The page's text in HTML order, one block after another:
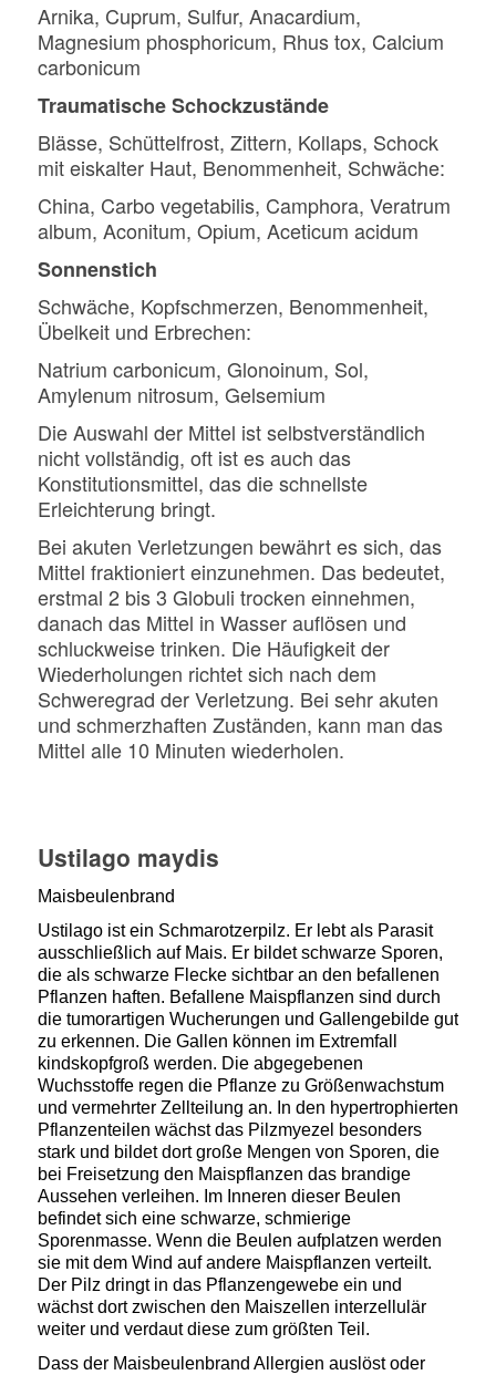
Arnika, Cuprum, Sulfur, Anacardium,
Magnesium phosphoricum, Rhus tox, Calcium
carbonicum
Traumatische Schockzustände
Blässe, Schüttelfrost, Zittern, Kollaps, Schock
mit eiskalter Haut, Benommenheit, Schwäche:
China, Carbo vegetabilis, Camphora, Veratrum
album, Aconitum, Opium, Aceticum acidum
Sonnenstich
Schwäche, Kopfschmerzen, Benommenheit,
Übelkeit und Erbrechen:
Natrium carbonicum, Glonoinum, Sol,
Amylenum nitrosum, Gelsemium
Die Auswahl der Mittel ist selbstverständlich
nicht vollständig, oft ist es auch das
Konstitutionsmittel, das die schnellste
Erleichterung bringt.
Bei akuten Verletzungen bewährt es sich, das
Mittel fraktioniert einzunehmen. Das bedeutet,
erstmal 2 bis 3 Globuli trocken einnehmen,
danach das Mittel in Wasser auflösen und
schluckweise trinken. Die Häufigkeit der
Wiederholungen richtet sich nach dem
Schweregrad der Verletzung. Bei sehr akuten
und schmerzhaften Zuständen, kann man das
Mittel alle 10 Minuten wiederholen.
Ustilago maydis
Maisbeulenbrand
Ustilago ist ein Schmarotzerpilz. Er lebt als Parasit
ausschließlich auf Mais. Er bildet schwarze Sporen,
die als schwarze Flecke sichtbar an den befallenen
Pflanzen haften. Befallene Maispflanzen sind durch
die tumorartigen Wucherungen und Gallengebilde gut
zu erkennen. Die Gallen können im Extremfall
kindskopfgroß werden. Die abgegebenen
Wuchsstoffe regen die Pflanze zu Größenwachstum
und vermehrter Zellteilung an. In den hypertrophierten
Pflanzenteilen wächst das Pilzmyezel besonders
stark und bildet dort große Mengen von Sporen, die
bei Freisetzung den Maispflanzen das brandige
Aussehen verleihen. I m Inneren dieser Beulen
befindet sich eine schwarze, schmierige
Sporenmasse. Wenn die Beulen aufplatzen werden
sie mit dem Wind auf andere Maispflanzen verteilt.
Der Pilz dringt in das Pflanzengewebe ein und
wächst dort zwischen den Maiszellen interzellulär
weiter und verdaut diese zum größten Teil.
Dass der Maisbeulenbrand Allergien auslöst oder